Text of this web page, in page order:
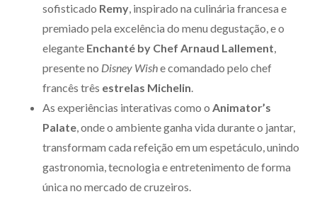
sofisticado Remy , inspirado na culinária francesa e
premiado pela excelência do menu degustação, e o
elegante Enchanté by Chef Arnaud Lallement
presente no Disney Wishe comandado pelo chef
francês três estrelas Michelin
As experiências interativas como o Animator’s
Palate , onde o ambiente ganha vida durante o jantar,
transformam cada refeição em um espetáculo, unindo
gastronomia, tecnologia e entretenimento de forma
única no mercado de cruzeiros.